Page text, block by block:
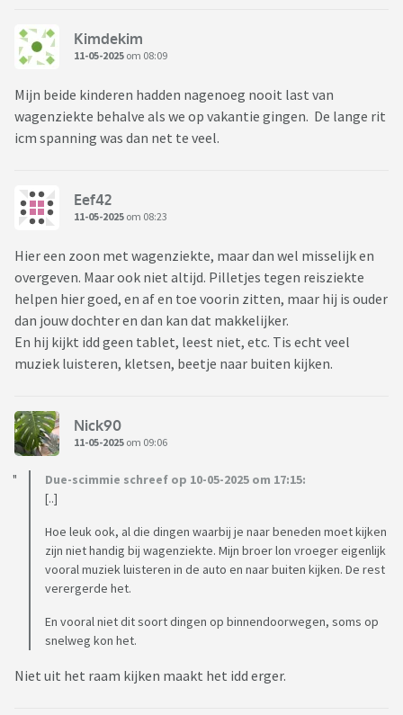
Kimdekim
11-05-2025 om 08:09
Mijn beide kinderen hadden nagenoeg nooit last van
wagenziekte behalve als we op vakantie gingen. De lange rit
icm spanning was dan net te veel.
Eef42
11-05-2025 om 08:23
Hier een zoon met wagenziekte, maar dan wel misselijk en
overgeven. Maar ook niet altijd. Pilletjes tegen reisziekte
helpen hier goed, en af en toe voorin zitten, maar hij is ouder
dan jouw dochter en dan kan dat makkelijker.
En hij kijkt idd geen tablet, leest niet, etc. Tis echt veel
muziek luisteren, kletsen, beetje naar buiten kijken.
Nick90
11-05-2025 om 09:06
Due-scimmie schreef op 10-05-2025 om 17:15:
[..]
Hoe leuk ook, al die dingen waarbij je naar beneden moet kijken
zijn niet handig bij wagenziekte. Mijn broer lon vroeger eigenlijk
vooral muziek luisteren in de auto en naar buiten kijken. De rest
verergerde het.
En vooral niet dit soort dingen op binnendoorwegen, soms op
snelweg kon het.
Niet uit het raam kijken maakt het idd erger.